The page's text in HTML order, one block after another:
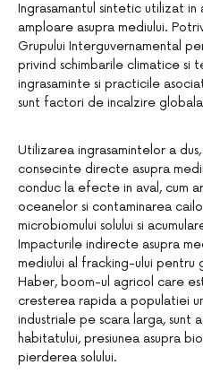
Ingrasamantul sintetic utilizat
amploare asupra mediului.
Grupului Interguvernamental
privind schimbarile climatice si
ingrasaminte si practicile
sunt factori de incalzire
Utilizarea ingrasamintelor a
consecinte directe asupra
conduc la efecte in aval, cum
oceanelor si contaminarea
microbiomului solului si
Impacturile indirecte asupra
mediului al fracking-ului pentru
Haber, boom-ul agricol care
cresterea rapida a populatiei
industriale pe scara larga, sunt
habitatului, presiunea asupra
pierderea solului.